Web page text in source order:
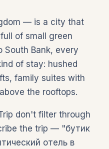
— is a city that
of small green
South Bank, every
of stay: hushed
family suites with
the rooftops.
don't filter through
the trip — "бутик
отель в